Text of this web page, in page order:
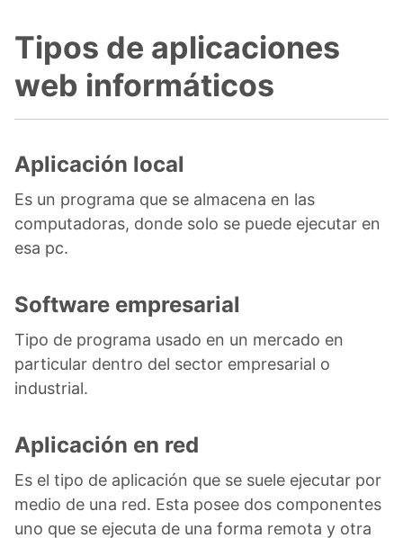
Tipos de aplicaciones
web informáticos
Aplicación local
Es un programa que se almacena en las
computadoras, donde solo se puede ejecutar en
esa pc.
Software empresarial
Tipo de programa usado en un mercado en
particular dentro del sector empresarial o
industrial.
Aplicación en red
Es el tipo de aplicación que se suele ejecutar por
medio de una red. Esta posee dos componentes
uno que se ejecuta de una forma remota y otra